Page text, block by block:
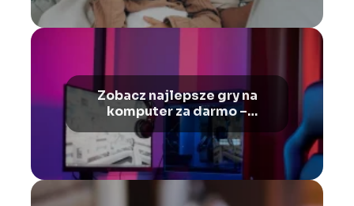
Zobacz najlepsze gry na
komputer za darmo –
Ranking gier na PC